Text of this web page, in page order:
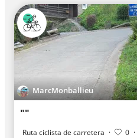
MarcMonballieu
""
Ruta ciclista de carretera · 0 ·